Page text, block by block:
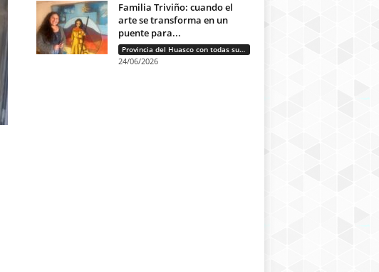
Familia Triviño: cuando el
arte se transforma en un
puente para...
Provincia del Huasco con todas sus letras: Historias que unen cultura, diversidad e identidad
24/06/2026